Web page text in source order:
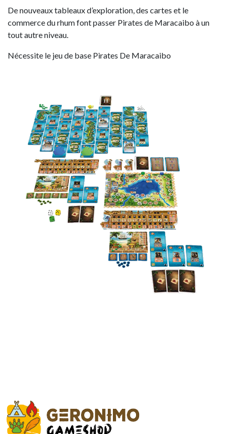
De nouveaux tableaux d’exploration, des cartes et le
commerce du rhum font passer Pirates de Maracaibo à un
tout autre niveau.
Nécessite le jeu de base Pirates De Maracaibo